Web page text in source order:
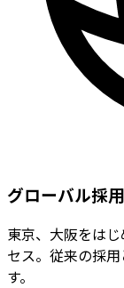
グローバル採
東京、大阪をは
セス。従来の採
す。